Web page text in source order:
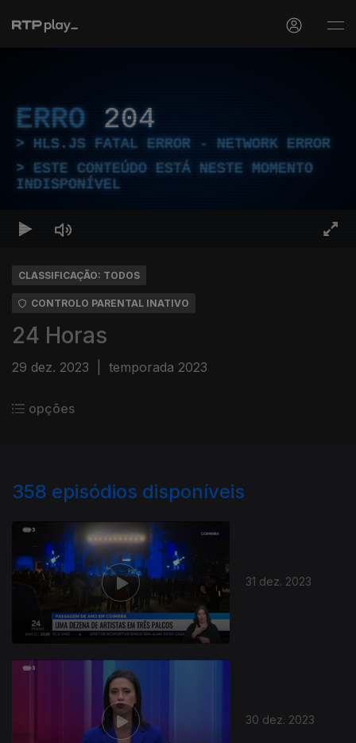
ERRO 204
HLS.JS FATAL ERROR - NETWORK ERROR
ESTE CONTEÚDO ESTÁ NESTE MOMENTO
INDISPONÍVEL
CLASSIFICAÇÃO: TODOS
CONTROLO PARENTAL INATIVO
24 Horas
29 dez. 2023 temporada 2023
opções
358 episódios disponíveis
31 dez. 2023
30 dez. 2023